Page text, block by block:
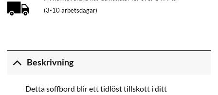
(3-10 arbetsdagar)
Beskrivning
Detta soffbord blir ett tidlöst tillskott i ditt